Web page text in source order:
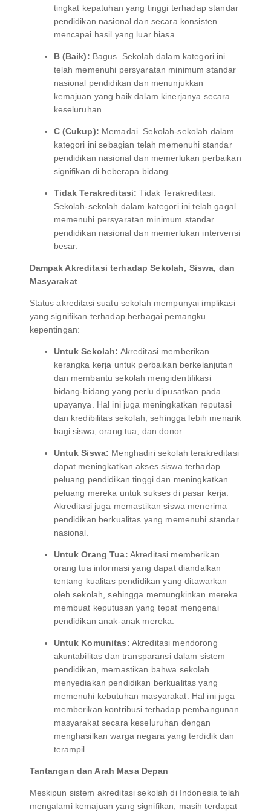
tingkat kepatuhan yang tinggi terhadap standar
pendidikan nasional dan secara konsisten
mencapai hasil yang luar biasa.
B (Baik): Bagus. Sekolah dalam kategori ini
telah memenuhi persyaratan minimum standar
nasional pendidikan dan menunjukkan
kemajuan yang baik dalam kinerjanya secara
keseluruhan.
C (Cukup): Memadai. Sekolah-sekolah dalam
kategori ini sebagian telah memenuhi standar
pendidikan nasional dan memerlukan perbaikan
signifikan di beberapa bidang.
Tidak Terakreditasi: Tidak Terakreditasi.
Sekolah-sekolah dalam kategori ini telah gagal
memenuhi persyaratan minimum standar
pendidikan nasional dan memerlukan intervensi
besar.
Dampak Akreditasi terhadap Sekolah, Siswa, dan
Masyarakat
Status akreditasi suatu sekolah mempunyai implikasi
yang signifikan terhadap berbagai pemangku
kepentingan:
Untuk Sekolah: Akreditasi memberikan
kerangka kerja untuk perbaikan berkelanjutan
dan membantu sekolah mengidentifikasi
bidang-bidang yang perlu dipusatkan pada
upayanya. Hal ini juga meningkatkan reputasi
dan kredibilitas sekolah, sehingga lebih menarik
bagi siswa, orang tua, dan donor.
Untuk Siswa: Menghadiri sekolah terakreditasi
dapat meningkatkan akses siswa terhadap
peluang pendidikan tinggi dan meningkatkan
peluang mereka untuk sukses di pasar kerja.
Akreditasi juga memastikan siswa menerima
pendidikan berkualitas yang memenuhi standar
nasional.
Untuk Orang Tua: Akreditasi memberikan
orang tua informasi yang dapat diandalkan
tentang kualitas pendidikan yang ditawarkan
oleh sekolah, sehingga memungkinkan mereka
membuat keputusan yang tepat mengenai
pendidikan anak-anak mereka.
Untuk Komunitas: Akreditasi mendorong
akuntabilitas dan transparansi dalam sistem
pendidikan, memastikan bahwa sekolah
menyediakan pendidikan berkualitas yang
memenuhi kebutuhan masyarakat. Hal ini juga
memberikan kontribusi terhadap pembangunan
masyarakat secara keseluruhan dengan
menghasilkan warga negara yang terdidik dan
terampil.
Tantangan dan Arah Masa Depan
Meskipun sistem akreditasi sekolah di Indonesia telah
mengalami kemajuan yang signifikan, masih terdapat